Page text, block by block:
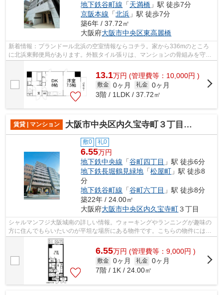
地下鉄谷町線 「天満橋 」駅 徒歩7分
京阪本線 「北浜 」駅 徒歩7分
築6年 / 37.72㎡
大阪府大阪市中央区東高麗橋
新着情報：プランドール北浜の空室情報ならコチラ。家から336mのところ
に北浜東郵便局があります。外観タイル張りは、マンションの骨組みを守る
13.1万円 (管理費等：10,000円 )
敷金 0ヶ月 礼金 0ヶ月
3階 / 1LDK / 37.72㎡
賃貸 | マンション 大阪市中央区内久宝寺町３丁目のマンション
敷0 礼0
6.55万円
地下鉄中央線 「谷町四丁目 」駅 徒歩6分
地下鉄長堀鶴見緑地 「松屋町 」駅 徒歩8
分
地下鉄谷町線 「谷町六丁目 」駅 徒歩8分
築22年 / 24.00㎡
大阪府大阪市中央区内久宝寺町３丁目
シャルマンフジ大阪城南の詳しい情報。ウォーキングやランニングが趣味の
方に住んでもらいたいのが平坦な場所にある物件です。こちらの物件にはエ
レベーターがあります。お使いいただ...
6.55万円 (管理費等：9,000円 )
敷金 0ヶ月 礼金 0ヶ月
7階 / 1K / 24.00㎡